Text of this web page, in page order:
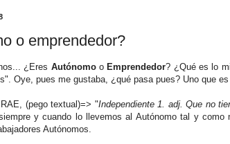
o emprendedor?
¿Eres Autónomo o Emprendedor? ¿Qué es lo
Oye, pues me gustaba, ¿qué pasa pues? Uno que es
(pego textual)=> "Independiente 1. adj. Que no
y cuando lo llevemos al Autónomo tal y
Autónomos.